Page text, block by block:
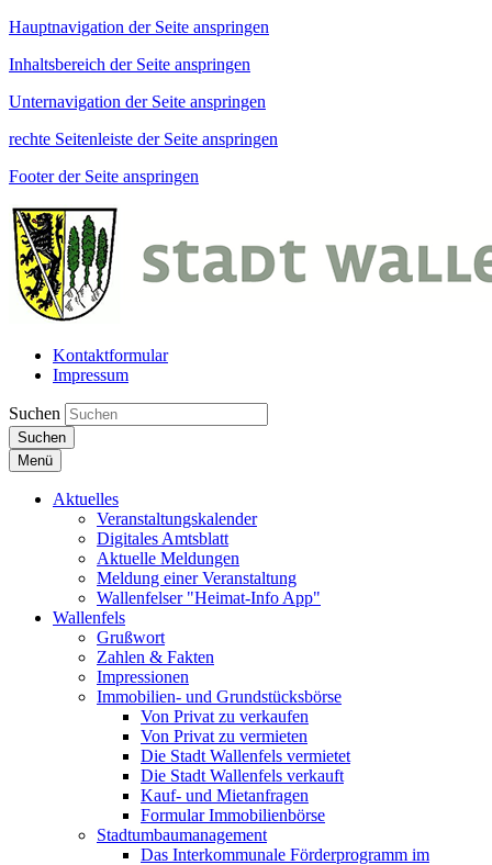
Hauptnavigation der Seite anspringen
Inhaltsbereich der Seite anspringen
Unternavigation der Seite anspringen
rechte Seitenleiste der Seite anspringen
Footer der Seite anspringen
Kontaktformular
Impressum
Suchen
Suchen
Menü
Aktuelles
Veranstaltungskalender
Digitales Amtsblatt
Aktuelle Meldungen
Meldung einer Veranstaltung
Wallenfelser "Heimat-Info App"
Wallenfels
Grußwort
Zahlen & Fakten
Impressionen
Immobilien- und Grundstücksbörse
Von Privat zu verkaufen
Von Privat zu vermieten
Die Stadt Wallenfels vermietet
Die Stadt Wallenfels verkauft
Kauf- und Mietanfragen
Formular Immobilienbörse
Stadtumbaumanagement
Das Interkommunale Förderprogramm im